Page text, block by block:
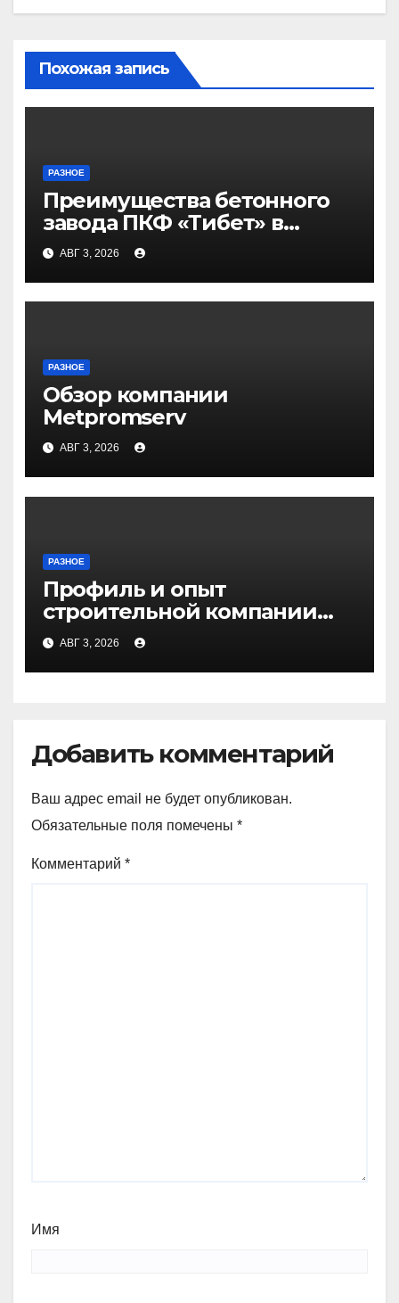
Похожая запись
РАЗНОЕ
Преимущества бетонного
завода ПКФ «Тибет» в
Волгограде и Волжском
АВГ 3, 2026
РАЗНОЕ
Обзор компании
Metpromserv
АВГ 3, 2026
РАЗНОЕ
Профиль и опыт
строительной компании
Медичи
АВГ 3, 2026
Добавить комментарий
Ваш адрес email не будет опубликован.
Обязательные поля помечены *
Комментарий *
Имя